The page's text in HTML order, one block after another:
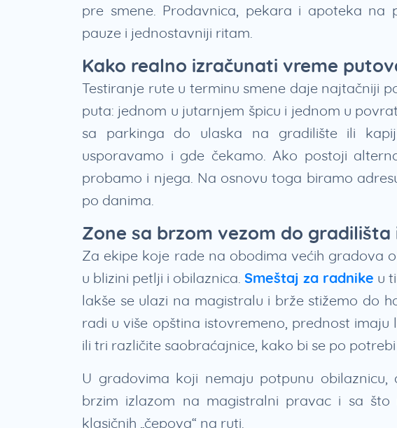
pre smene. Prodavnica, pekara i apoteka na
pauze i jednostavniji ritam.
Kako realno izračunati vreme
Testiranje rute u terminu smene daje najtačniji
puta: jednom u jutarnjem špicu i jednom u
sa parkinga do ulaska na gradilište ili
usporavamo i gde čekamo. Ako postoji
probamo i njega. Na osnovu toga biramo
po danima.
Zone sa brzom vezom do
Za ekipe koje rade na obodima većih gradova
u blizini petlji i obilaznica. Smeštaj za radnike u
lakše se ulazi na magistralu i brže stižemo do
radi u više opština istovremeno, prednost
ili tri različite saobraćajnice, kako bi se po
U gradovima koji nemaju potpunu
brzim izlazom na magistralni pravac i sa
klasičnih „čepova“ na ruti.